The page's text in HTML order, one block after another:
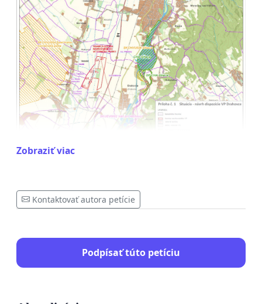
ako aj bývalých starostov obce Drahovce Ing.
Juraja Kleina, p. Emila Hubináka a Jána Doktora,
pozemkov a poslancov obecného zastupiteľstva
obce Drahovce o vyslovenie nesúhlasu s výstavbou
Zobraziť viac
Kontaktovať autora petície
Podpísať túto petíciu